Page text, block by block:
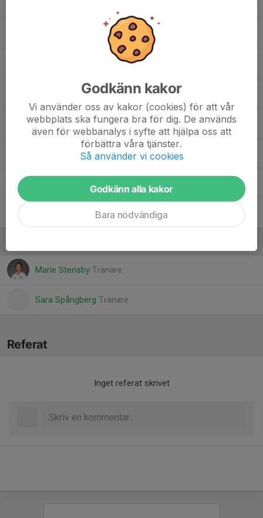
Minna Tillmar
Rhsti Goitom
Sarah Anwiya Sarah Francis Anwiya
Vera Arvidsson
Wilma Hallenfors
Marie Stensby Tränare
Sara Spångberg Tränare
Referat
Inget referat skrivet
Godkänn kakor
Vi använder oss av kakor (cookies) för att vår
webbplats ska fungera bra för dig. De används
även för webbanalys i syfte att hjälpa oss att
förbättra våra tjänster.
Så använder vi cookies
Godkänn alla kakor
Bara nödvändiga